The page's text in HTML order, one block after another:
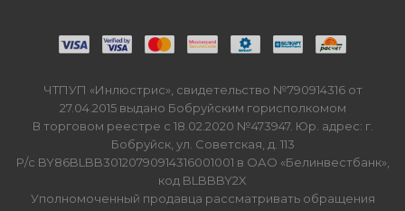
ЧТПУП «Инлюстрис», свидетельство №790914316 от
27.04.2015 выдано Бобруйским горисполкомом
В торговом реестре с 18.02.2020 №473947. Юр. адрес: г.
Бобруйск, ул. Советская, д. 113
Р/с BY86BLBB30120790914316001001 в ОАО «Белинвестбанк»,
код BLBBBY2X
Уполномоченный продавца рассматривать обращения